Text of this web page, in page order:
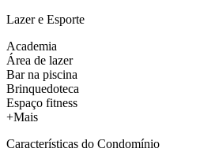
Lazer e Esporte
Academia
Área de lazer
Bar na piscina
Brinquedoteca
Espaço fitness
+Mais
Características do Condomínio